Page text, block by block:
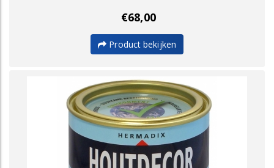
€68,00
Product bekijken